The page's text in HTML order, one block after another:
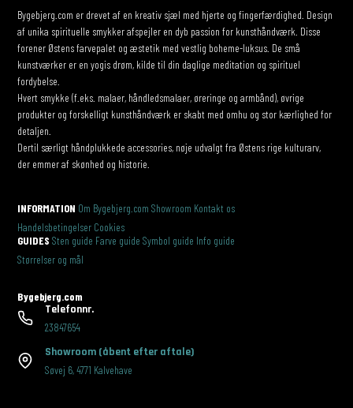
Bygebjerg.com er drevet af en kreativ sjæl med hjerte og fingerfærdighed. Design
af unika spirituelle smykker afspejler en dyb passion for kunsthåndværk. Disse
forener Østens farvepalet og æstetik med vestlig boheme-luksus. De små
kunstværker er en yogis drøm, kilde til din daglige meditation og spirituel
fordybelse.
Hvert smykke (f.eks. malaer, håndledsmalaer, øreringe og armbånd), øvrige
produkter og forskelligt kunsthåndværk er skabt med omhu og stor kærlighed for
detaljen.
Dertil særligt håndplukkede accessories, nøje udvalgt fra Østens rige kulturarv,
der emmer af skønhed og historie.
INFORMATION Om Bygebjerg.com Showroom Kontakt os
Handelsbetingelser Cookies
GUIDES Sten guide Farve guide Symbol guide Info guide
Størrelser og mål
Bygebjerg.com
Telefonnr.
23847654
Showroom (åbent efter aftale)
Søvej 6,4771 Kalvehave